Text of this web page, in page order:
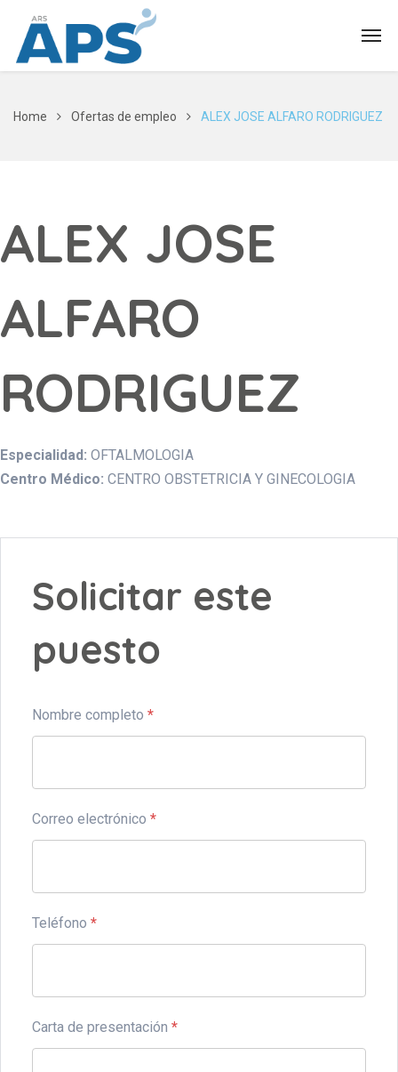
Home Ofertas de empleo ALEX JOSE ALFARO RODRIGUEZ
ALEX JOSE
ALFARO
RODRIGUEZ
Especialidad: OFTALMOLOGIA
Centro Médico: CENTRO OBSTETRICIA Y GINECOLOGIA
Solicitar este
puesto
Nombre completo *
Correo electrónico *
Teléfono *
Carta de presentación *